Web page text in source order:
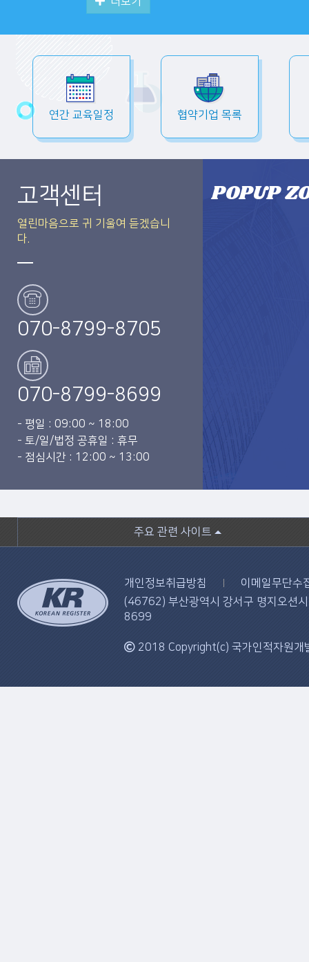
연간 교육일정 협약기업 목록
고객센터
열린마음으로 귀 기울여 듣겠습니
다.
070-8799-8705
070-8799-8699
- 평일 : 09:00 ~ 18:00
- 토/일/법정 공휴일 : 휴무
- 점심시간 : 12:00 ~ 13:00
POPUP
주요 관련 사이트
개인정보취급방침
이메일무단수
(46762) 부산광역시 강서구 명지오
8699
2018 Copyright(c) 국가인적자원개